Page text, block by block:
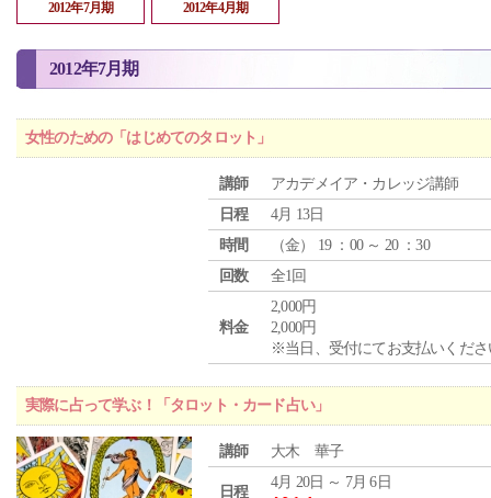
2012年7月期 2012年4月期
2012年7月期
女性のための「はじめてのタロット」
講師
アカデメイア・カレッジ講師
日程
4月 13日
時間
（金） 19 ：00 ～ 20 ：30
回数
全1回
料金
2,000円
2,000円
※当日、受付にてお支払いくださ
実際に占って学ぶ！「タロット・カード占い」
講師 大木 華子
日程
4月 20日 ～ 7月 6日